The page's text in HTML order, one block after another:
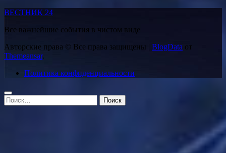
ВЕСТНИК 24
Все важнейшие события в чистом виде
Авторские права © Все права защищены | BlogData от
Themeansar.
Политика конфиденциальности
Найти: